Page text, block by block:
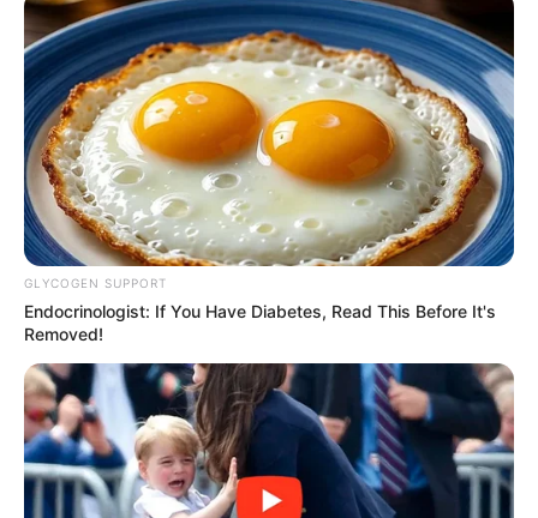
GLYCOGEN SUPPORT
Endocrinologist: If You Have Diabetes, Read This Before It's
Removed!